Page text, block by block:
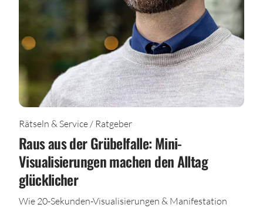
Rätseln & Service / Ratgeber
Raus aus der Grübelfalle: Mini-
Visualisierungen machen den Alltag
glücklicher
Wie 20-Sekunden-Visualisierungen & Manifestation